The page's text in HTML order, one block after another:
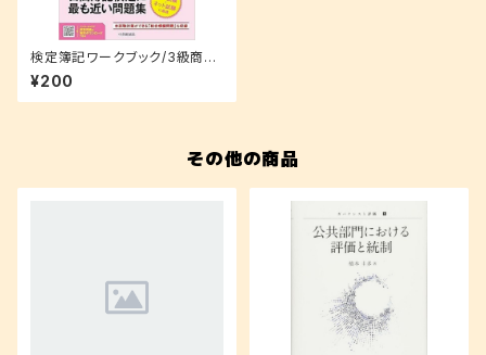
検定簿記ワークブック/3級商業
簿記
¥200
その他の商品